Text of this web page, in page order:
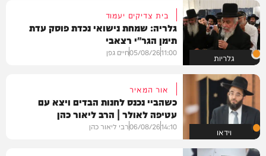
גלריות
בית צדיקים יעמוד
גלריה: שמחת נישואי נכדת פוסק עדת
תימן הגר"י רצאבי
11:00
05/08/26חיים גפן
וידאו
אור המאיר
כשהביי נכנס לחנות הבדים ויצא עם
עטיפה לאולר | הרב ליאור כהן
14:10
06/08/26רבי ליאור כהן